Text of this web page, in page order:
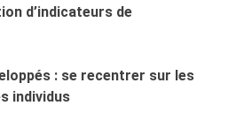
d’indicateurs de
: se recentrer sur les
individus